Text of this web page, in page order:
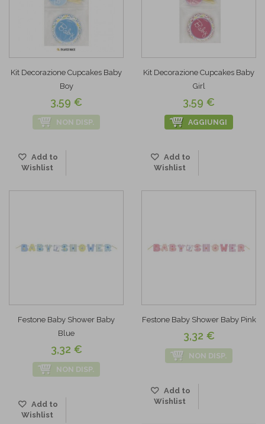
Kit Decorazione Cupcakes Baby
Boy
3,59 €
NON DISP.
Add to
Wishlist
Kit Decorazione Cupcakes Baby
Girl
3,59 €
AGGIUNGI
Add to
Wishlist
Festone Baby Shower Baby
Blue
3,32 €
NON DISP.
Add to
Wishlist
Festone Baby Shower Baby Pink
3,32 €
NON DISP.
Add to
Wishlist